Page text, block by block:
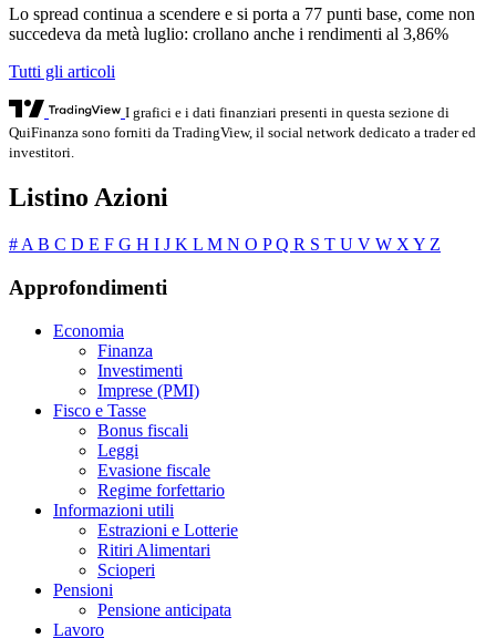
Lo spread continua a scendere e si porta a 77 punti base, come non
succedeva da metà luglio: crollano anche i rendimenti al 3,86%
Tutti gli articoli
I grafici e i dati finanziari presenti in questa sezione di
QuiFinanza sono forniti da TradingView, il social network dedicato a trader ed
investitori.
Listino Azioni
# A B C D E F G H I J K L M N O PQ R S T U V W X Y Z
Approfondimenti
Economia
Finanza
Investimenti
Imprese (PMI)
Fisco e Tasse
Bonus fiscali
Leggi
Evasione fiscale
Regime forfettario
Informazioni utili
Estrazioni e Lotterie
Ritiri Alimentari
Scioperi
Pensioni
Pensione anticipata
Lavoro